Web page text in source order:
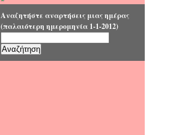
Αναζητήστε αναρτήσεις μιας ημέρας
(παλαιότερη ημερομηνία 1-1-2012)